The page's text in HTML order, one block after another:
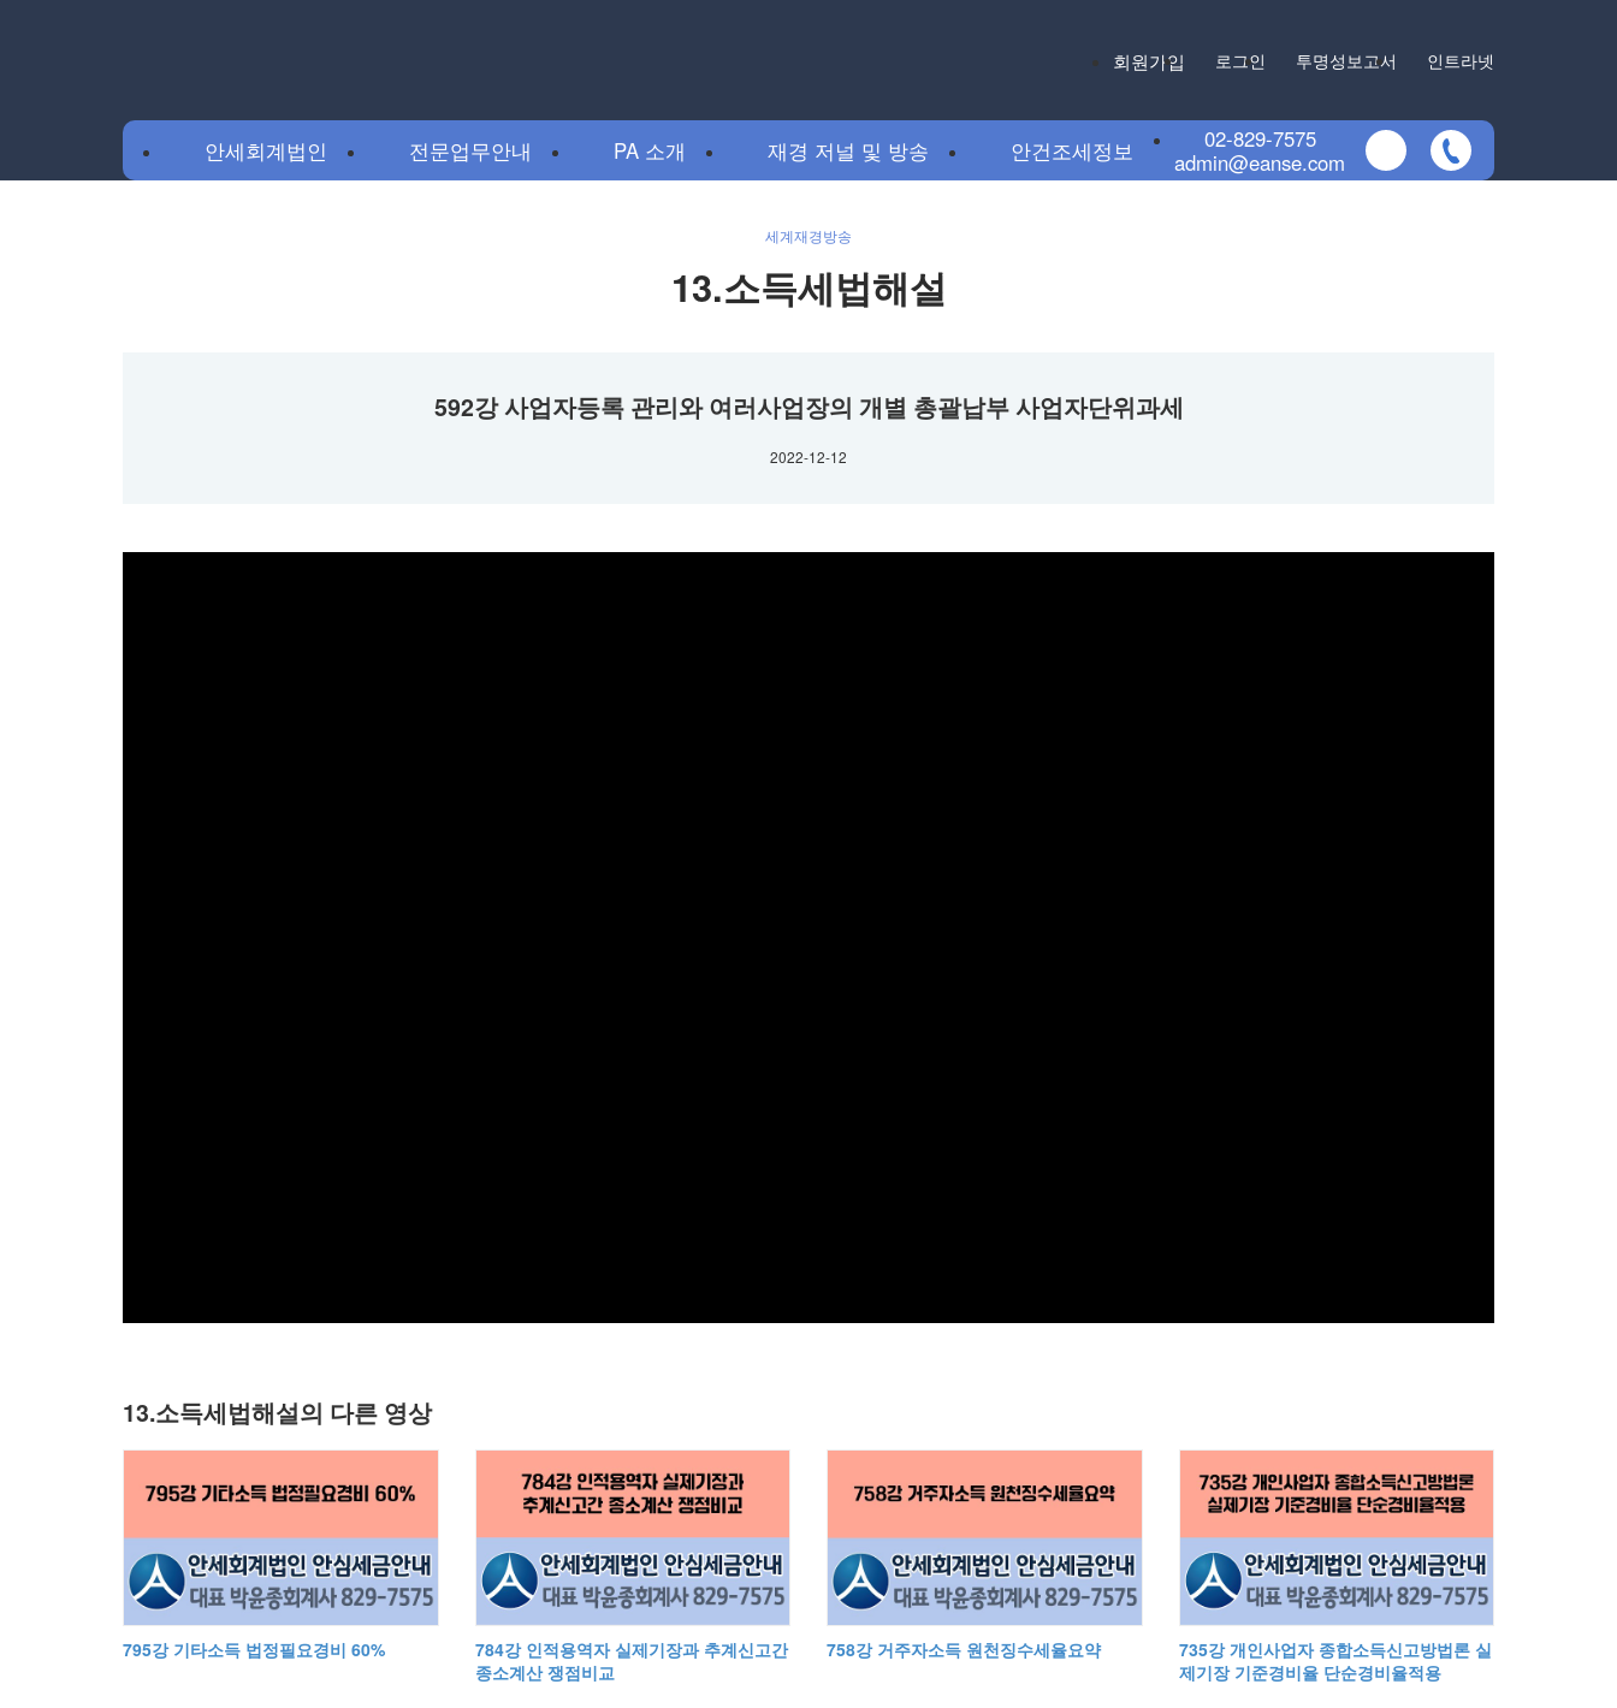
회원가입 로그인 투명성보고서 인트라넷
안세회계법인 전문업무안내 PA 소개 재경 저널 및 방송 안건조세정보
02-829-7575
admin@eanse.com
세계재경방송
13.소득세법해설
592강 사업자등록 관리와 여러사업장의 개별 총괄납부 사업자단위과세
2022-12-12
13.소득세법해설의 다른 영상
795강 기타소득 법정필요경비 60%
784강 인적용역자 실제기장과 추계신고간
종소계산 쟁점비교
758강 거주자소득 원천징수세율요약
735강 개인사업자 종합소득신고방법론 실
제기장 기준경비율 단순경비율적용